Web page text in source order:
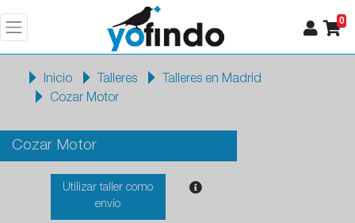
0
Inicio Talleres
Talleres en Madrid
Cozar Motor
Cozar Motor
Utilizar taller como
envio